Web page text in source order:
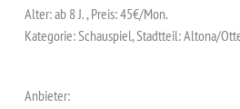
Alter: ab 8 J. , Preis: 45€/Mon.
Kategorie: Schauspiel, Stadtteil: Altona/
Anbieter: